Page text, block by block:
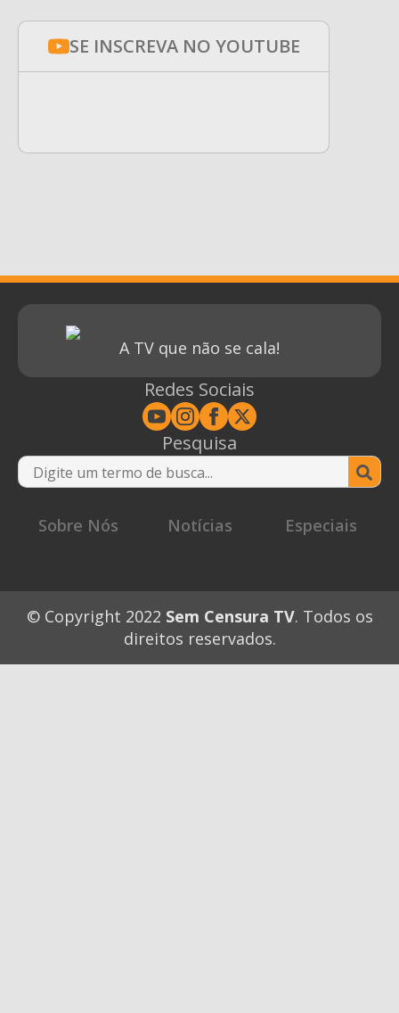
SE INSCREVA NO YOUTUBE
A TV que não se cala!
Redes Sociais
Pesquisa
Sobre Nós
Notícias Especiais
© Copyright 2022 Sem Censura TV. Todos os
direitos reservados.